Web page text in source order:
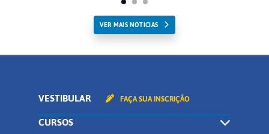
VER MAIS NOTICIAS
VESTIBULAR FAÇA SUA INSCRIÇÃO
CURSOS